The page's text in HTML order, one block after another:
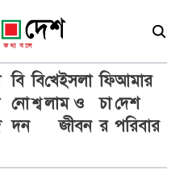
বি
নো
দন
বি
শ্ব
খে
লা
ইসলা
ম ও
জীবন
ফি
চা
র
আমার
দেশ
পরিবার